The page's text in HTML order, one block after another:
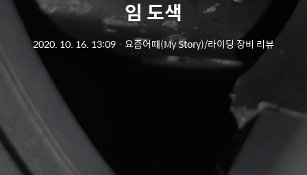
임 도색
2020. 10. 16. 13:09 ㆍ 요즘어때(My Story)/라이딩 장비 리뷰